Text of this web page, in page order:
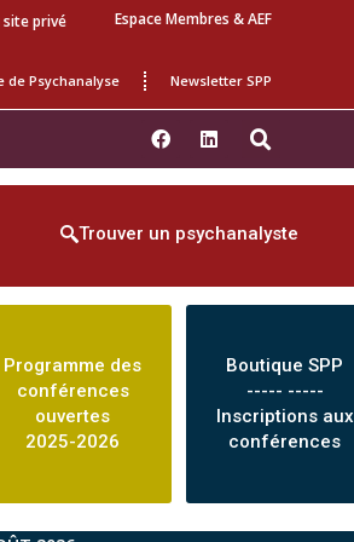
site privé Espace Membres & AEF
de Psychanalyse Newsletter SPP
Trouver un psychanalyste
Programme des
conférences
ouvertes
2025-2026
Boutique SPP
----- -----
Inscriptions aux
conférences